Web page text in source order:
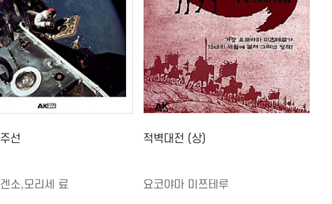
선
소,모리세 료
적벽대전 (상)
요코야마 미쯔테루